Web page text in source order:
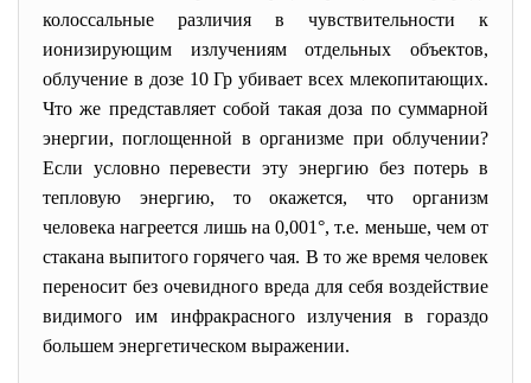
колоссальные различия в чувствительности к
ионизирующим излучениям отдельных объектов,
облучение в дозе 10 Гр убивает всех млекопитающих.
Что же представляет собой такая доза по суммарной
энергии, поглощенной в организме при облучении?
Если условно перевести эту энергию без потерь в
тепловую энергию, то окажется, что организм
человека нагреется лишь на 0,001°, т.е. меньше, чем от
стакана выпитого горячего чая. В то же время человек
переносит без очевидного вреда для себя воздействие
видимого им инфракрасного излучения в гораздо
большем энергетическом выражении.